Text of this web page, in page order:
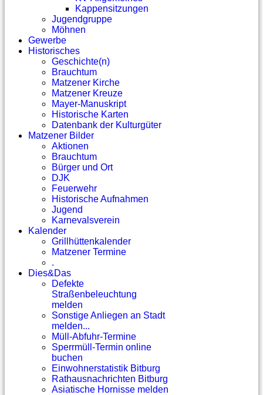
Kappensitzungen
Jugendgruppe
Möhnen
Gewerbe
Historisches
Geschichte(n)
Brauchtum
Matzener Kirche
Matzener Kreuze
Mayer-Manuskript
Historische Karten
Datenbank der Kulturgüter
Matzener Bilder
Aktionen
Brauchtum
Bürger und Ort
DJK
Feuerwehr
Historische Aufnahmen
Jugend
Karnevalsverein
Kalender
Grillhüttenkalender
Matzener Termine
.
Dies&Das
Defekte
Straßenbeleuchtung
melden
Sonstige Anliegen an Stadt
melden...
Müll-Abfuhr-Termine
Sperrmüll-Termin online
buchen
Einwohnerstatistik Bitburg
Rathausnachrichten Bitburg
Asiatische Hornisse melden